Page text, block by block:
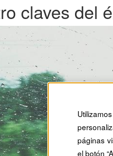
claves del
páginas
el botón